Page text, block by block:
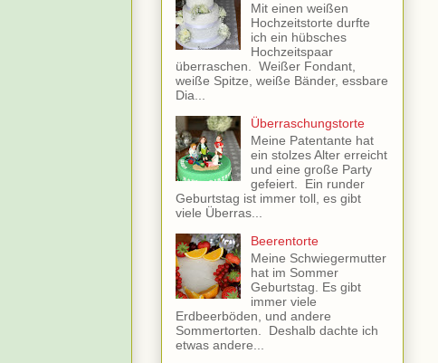
Mit einen weißen
Hochzeitstorte durfte
ich ein hübsches
Hochzeitspaar
überraschen. Weißer Fondant,
weiße Spitze, weiße Bänder, essbare
Dia...
Überraschungstorte
Meine Patentante hat
ein stolzes Alter erreicht
und eine große Party
gefeiert. Ein runder
Geburtstag ist immer toll, es gibt
viele Überras...
Beerentorte
Meine Schwiegermutter
hat im Sommer
Geburtstag. Es gibt
immer viele
Erdbeerböden, und andere
Sommertorten. Deshalb dachte ich
etwas andere...